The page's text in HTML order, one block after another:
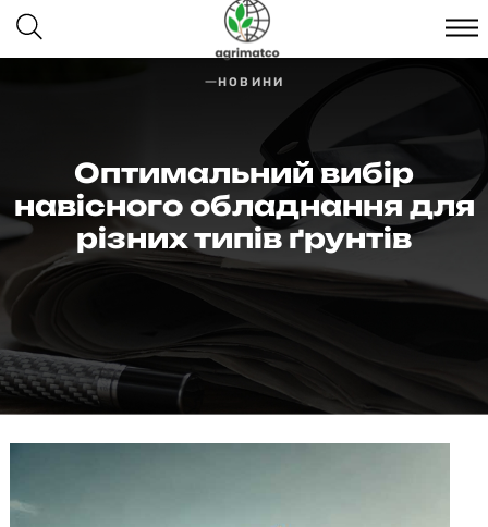
НОВИНИ
Оптимальний вибір
навісного обладнання для
різних типів ґрунтів